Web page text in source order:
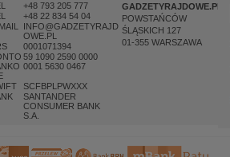
+48 793 205 777
+48 22 834 54 04
INFO@GADZETYRAJD
OWE.PL
0001071394
59 1090 2590 0000
0001 5630 0467
SCFBPLPWXXX
SANTANDER
CONSUMER BANK
S.A.
GADZETYRAJDOWE.PL
POWSTAŃCÓW
ŚLĄSKICH 127
01-355 WARSZAWA